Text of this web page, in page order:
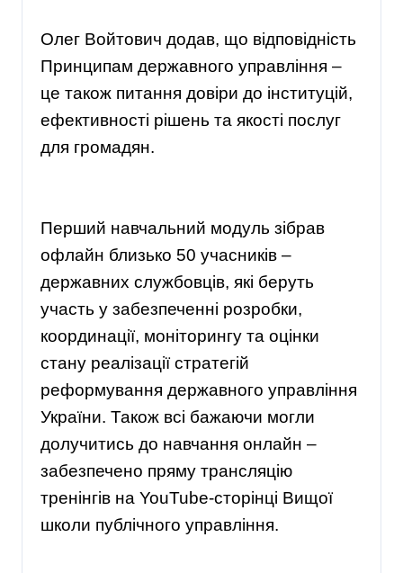
Олег Войтович додав, що відповідність
Принципам державного управління –
це також питання довіри до інституцій,
ефективності рішень та якості послуг
для громадян.
Перший навчальний модуль зібрав
офлайн близько 50 учасників –
державних службовців, які беруть
участь у забезпеченні розробки,
координації, моніторингу та оцінки
стану реалізації стратегій
реформування державного управління
України. Також всі бажаючи могли
долучитись до навчання онлайн –
забезпечено пряму трансляцію
тренінгів на YouTube-сторінці Вищої
школи публічного управління.